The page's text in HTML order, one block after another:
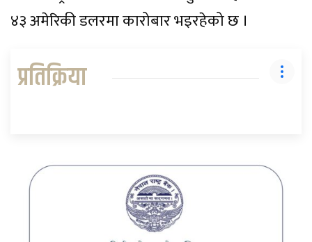
४३ अमेरिकी डलरमा कारोबार भइरहेको छ ।
प्रतिक्रिया